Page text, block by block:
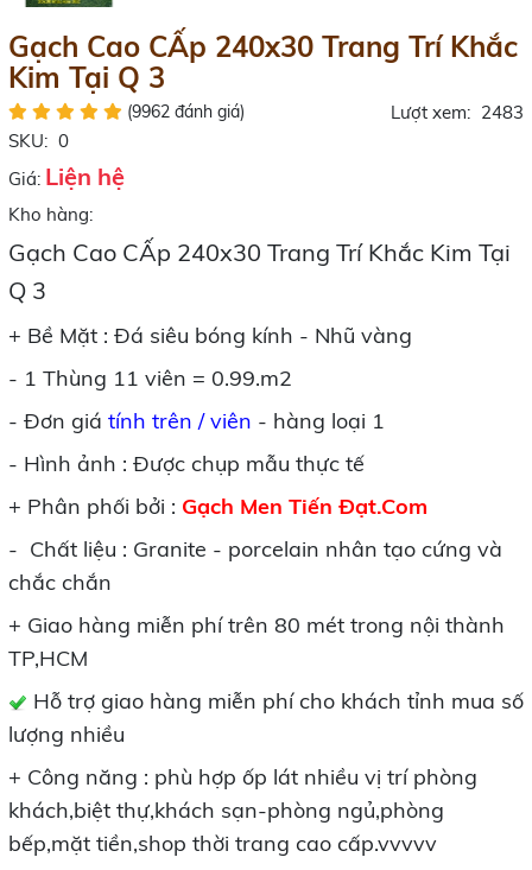
Gạch Cao CẤp 240x30 Trang Trí Khắc
Kim Tại Q 3
(9962 đánh giá) Lượt xem: 2483
SKU: 0
Giá: Liện hệ
Kho hàng:
Gạch Cao CẤp 240x30 Trang Trí Khắc Kim Tại
Q 3
+ Bề Mặt : Đá siêu bóng kính - Nhũ vàng
- 1 Thùng 11 viên = 0.99.m2
- Đơn giá tính trên / viên - hàng loại 1
- Hình ảnh : Được chụp mẫu thực tế
+ Phân phối bởi : Gạch Men Tiến Đạt.Com
- Chất liệu : Granite - porcelain nhân tạo cứng và
chắc chắn
+ Giao hàng miễn phí trên 80 mét trong nội thành
TP,HCM
Hỗ trợ giao hàng miễn phí cho khách tỉnh mua số
lượng nhiều
+ Công năng : phù hợp ốp lát nhiều vị trí phòng
khách,biệt thự,khách sạn-phòng ngủ,phòng
bếp,mặt tiền,shop thời trang cao cấp.vvvvv